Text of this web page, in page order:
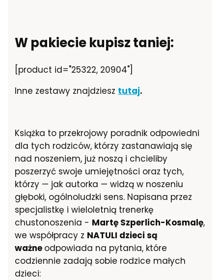
W pakiecie kupisz taniej:
[product id="25322, 20904"]
Inne zestawy znajdziesz tutaj.
Książka to przekrojowy poradnik odpowiedni
dla tych rodziców, którzy zastanawiają się
nad noszeniem, już noszą i chcieliby
poszerzyć swoje umiejętności oraz tych,
którzy — jak autorka — widzą w noszeniu
głęboki, ogólnoludzki sens. Napisana przez
specjalistkę i wieloletnią trenerkę
chustonoszenia - Martę Szperlich-Kosmalę,
we współpracy z NATULI dzieci są
ważne odpowiada na pytania, które
codziennie zadają sobie rodzice małych
dzieci: